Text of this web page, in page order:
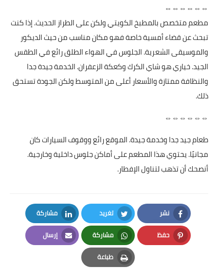
⇔⇔⇔⇔⇔⇔
مطعم متخصص بالمطبخ الكويتي ولكن على الطراز الحديث. إذا كنت
تبحث عن قضاء أمسية خاصة فهو مكان مناسب من حيث الديكور
والموسيقى الشعرية. الجلوس في الهواء الطلق رائع في الطقس
الجيد. خياري هو شاي الكرك وكعكة الزعفران. الخدمة جيدة جدا
والنظافة ممتازة والأسعار أعلى من المتوسط ولكن الجودة تستحق
ذلك.
⇔⇔⇔⇔⇔⇔
طعام جيد جدا وخدمة جيدة. الموقع رائع ووقوف السيارات كان
مجانيًا. يحتوي هذا المطعم على أماكن جلوس داخلية وخارجية.
أنصحك أن تذهب لتناول الإفطار.
نشر
Facebook
تغريد
Twitter
مشاركة
LinkedIn
حفظ
Pinterest
مشاركة
Whatsapp
إرسال
Email
طباعة